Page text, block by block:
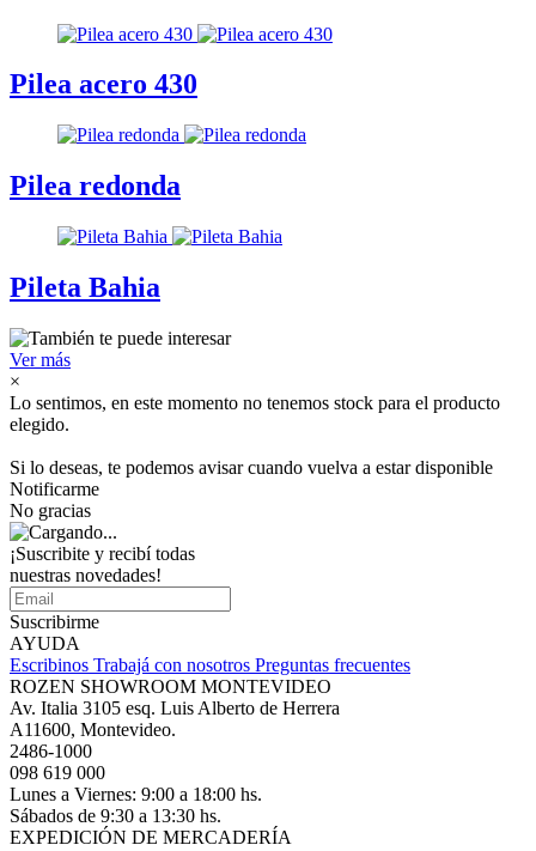
Pilea acero 430
Pilea redonda
Pileta Bahia
Ver más
×
Lo sentimos, en este momento no tenemos stock para el producto
elegido.
Si lo deseas, te podemos avisar cuando vuelva a estar disponible
Notificarme
No gracias
¡Suscribite y recibí todas
nuestras novedades!
Suscribirme
AYUDA
Escribinos Trabajá con nosotros Preguntas frecuentes
ROZEN SHOWROOM MONTEVIDEO
Av. Italia 3105 esq. Luis Alberto de Herrera
A11600, Montevideo.
2486-1000
098 619 000
Lunes a Viernes: 9:00 a 18:00 hs.
Sábados de 9:30 a 13:30 hs.
EXPEDICIÓN DE MERCADERÍA